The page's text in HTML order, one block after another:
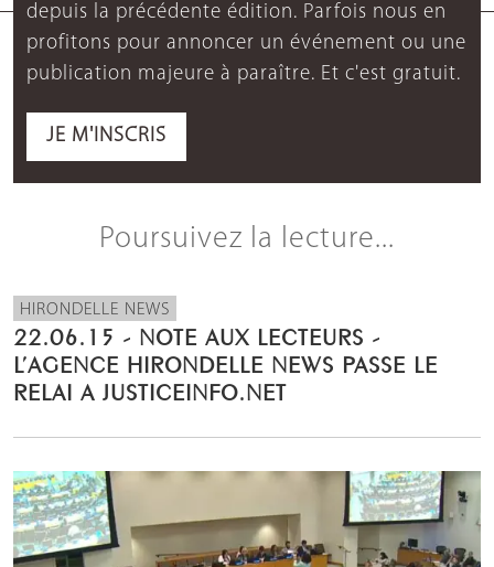
depuis la précédente édition. Parfois nous en
profitons pour annoncer un événement ou une
publication majeure à paraître. Et c'est gratuit.
JE M'INSCRIS
Poursuivez la lecture...
HIRONDELLE NEWS
22.06.15 - NOTE AUX LECTEURS -
L’AGENCE HIRONDELLE NEWS PASSE LE
RELAI A JUSTICEINFO.NET